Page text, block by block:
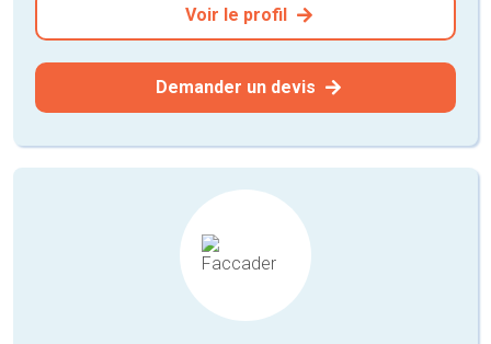
Voir le profil
Demander un devis